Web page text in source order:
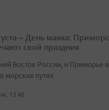
– День маяка:
свой праздник
Восток России, и Приморье
морских путях
13:46